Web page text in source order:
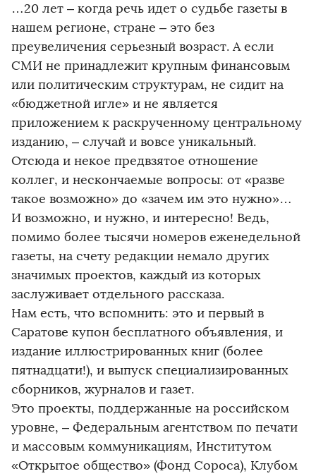
…20 лет – когда речь идет о судьбе газеты в
нашем регионе, стране – это без
преувеличения серьезный возраст. А если
СМИ не принадлежит крупным финансовым
или политическим структурам, не сидит на
«бюджетной игле» и не является
приложением к раскрученному центральному
изданию, – случай и вовсе уникальный.
Отсюда и некое предвзятое отношение
коллег, и нескончаемые вопросы: от «разве
такое возможно» до «зачем им это нужно»…
И возможно, и нужно, и интересно! Ведь,
помимо более тысячи номеров еженедельной
газеты, на счету редакции немало других
значимых проектов, каждый из которых
заслуживает отдельного рассказа.
Нам есть, что вспомнить: это и первый в
Саратове купон бесплатного объявления, и
издание иллюстрированных книг (более
пятнадцати!), и выпуск специализированных
сборников, журналов и газет.
Это проекты, поддержанные на российском
уровне, – Федеральным агентством по печати
и массовым коммуникациям, Институтом
«Открытое общество» (Фонд Сороса), Клубом